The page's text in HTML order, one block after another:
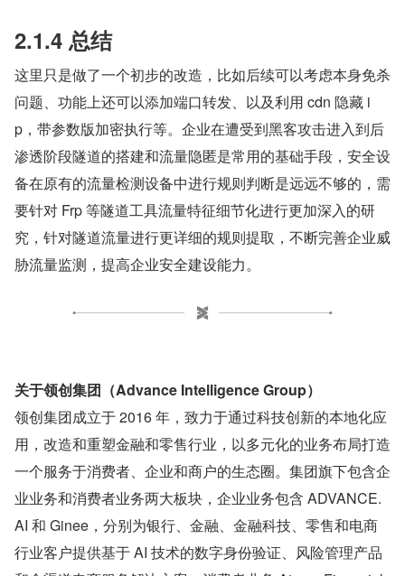
2.1.4 总结
这里只是做了一个初步的改造，比如后续可以考虑本身免杀
问题、功能上还可以添加端口转发、以及利用 cdn 隐藏 i
p，带参数版加密执行等。企业在遭受到黑客攻击进入到后
渗透阶段隧道的搭建和流量隐匿是常用的基础手段，安全设
备在原有的流量检测设备中进行规则判断是远远不够的，需
要针对 Frp 等隧道工具流量特征细节化进行更加深入的研
究，针对隧道流量进行更详细的规则提取，不断完善企业威
胁流量监测，提高企业安全建设能力。
关于领创集团（Advance Intelligence Group）
领创集团成立于 2016 年，致力于通过科技创新的本地化应
用，改造和重塑金融和零售行业，以多元化的业务布局打造
一个服务于消费者、企业和商户的生态圈。集团旗下包含企
业业务和消费者业务两大板块，企业业务包含 ADVANCE.
AI 和 Ginee，分别为银行、金融、金融科技、零售和电商
行业客户提供基于 AI 技术的数字身份验证、风险管理产品